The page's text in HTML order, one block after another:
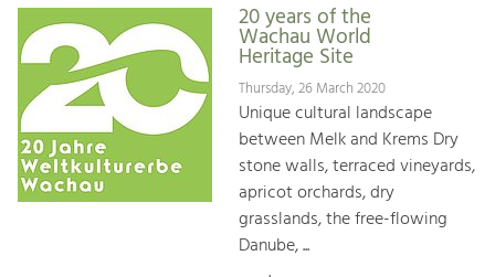
20 years of the
Wachau World
Heritage Site
Thursday, 26 March 2020
Unique cultural landscape
between Melk and Krems Dry
stone walls, terraced vineyards,
apricot orchards, dry
grasslands, the free-flowing
Danube, ...